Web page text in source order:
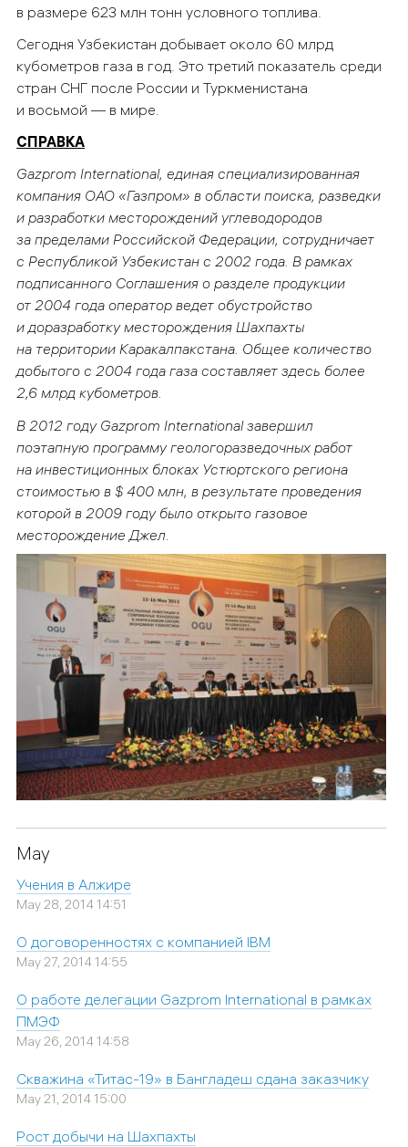
в размере 623 млн тонн условного топлива.
Сегодня Узбекистан добывает около 60 млрд
кубометров газа в год. Это третий показатель среди
стран СНГ после России и Туркменистана
и восьмой — в мире.
СПРАВКА
Gazprom International, единая специализированная
компания ОАО «Газпром» в области поиска, разведки
и разработки месторождений углеводородов
за пределами Российской Федерации, сотрудничает
с Республикой Узбекистан с 2002 года. В рамках
подписанного Соглашения о разделе продукции
от 2004 года оператор ведет обустройство
и доразработку месторождения Шахпахты
на территории Каракалпакстана. Общее количество
добытого с 2004 года газа составляет здесь более
2,6 млрд кубометров.
В 2012 году Gazprom International завершил
поэтапную программу геологоразведочных работ
на инвестиционных блоках Устюртского региона
стоимостью в $ 400 млн, в результате проведения
которой в 2009 году было открыто газовое
месторождение Джел.
May
Учения в Алжире
May 28, 2014 14:51
О договоренностях с компанией IBM
May 27, 2014 14:55
О работе делегации Gazprom International в рамках
ПМЭФ
May 26, 2014 14:58
Скважина «Титас-19» в Бангладеш сдана заказчику
May 21, 2014 15:00
Рост добычи на Шахпахты